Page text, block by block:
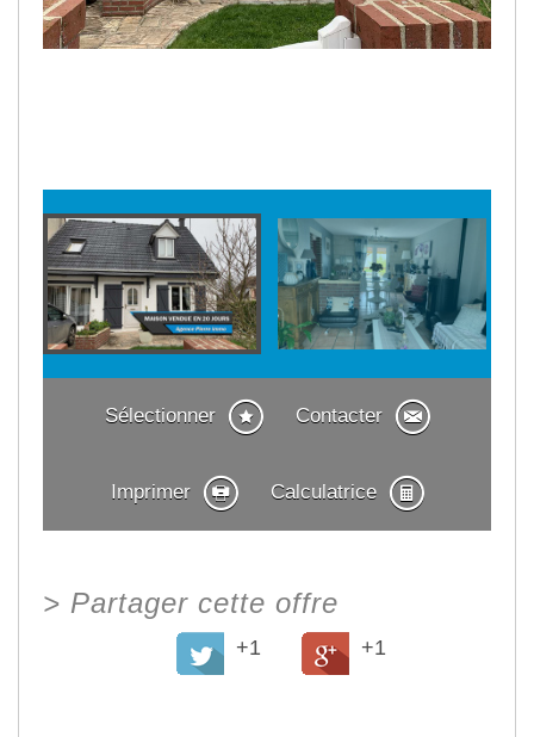
Sélectionner Contacter
Imprimer Calculatrice
> Partager cette offre
+1 +1